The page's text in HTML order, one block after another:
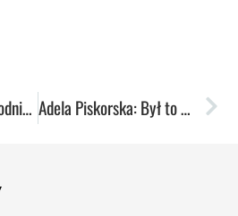
Podsumowanie tygodnia: Koszykarki znów dały powód do dumy. Dwa imponujące zwycięstwa Adela Piskorska: Był to intensywny rok i na pewno będę go dobrze wspominać